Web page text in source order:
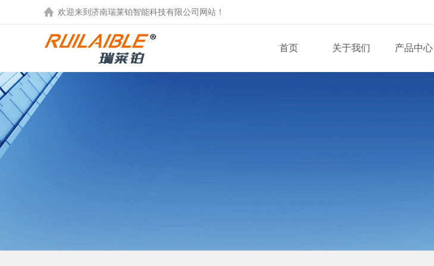
欢迎来到 济南瑞莱铂智能科技有限公司 网站！
首页 关于我们 产品中心